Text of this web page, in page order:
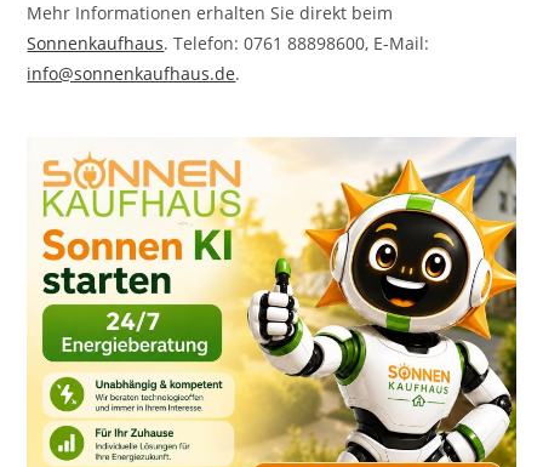
Mehr Informationen erhalten Sie direkt beim
Sonnenkaufhaus. Telefon: 0761 88898600, E-Mail:
info@sonnenkaufhaus.de.